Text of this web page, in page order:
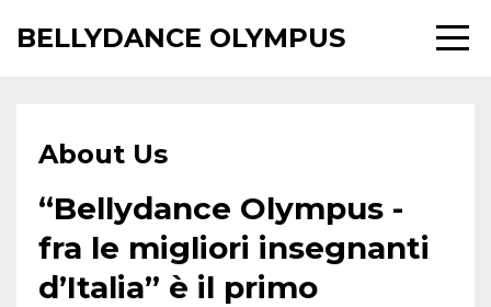
BELLYDANCE OLYMPUS
About Us
“Bellydance Olympus -
fra le migliori insegnanti
d’Italia” è il primo